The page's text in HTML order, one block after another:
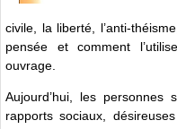
civile, la liberté, l’anti-
pensée et comment
ouvrage.
Aujourd’hui, les personnes
rapports sociaux,